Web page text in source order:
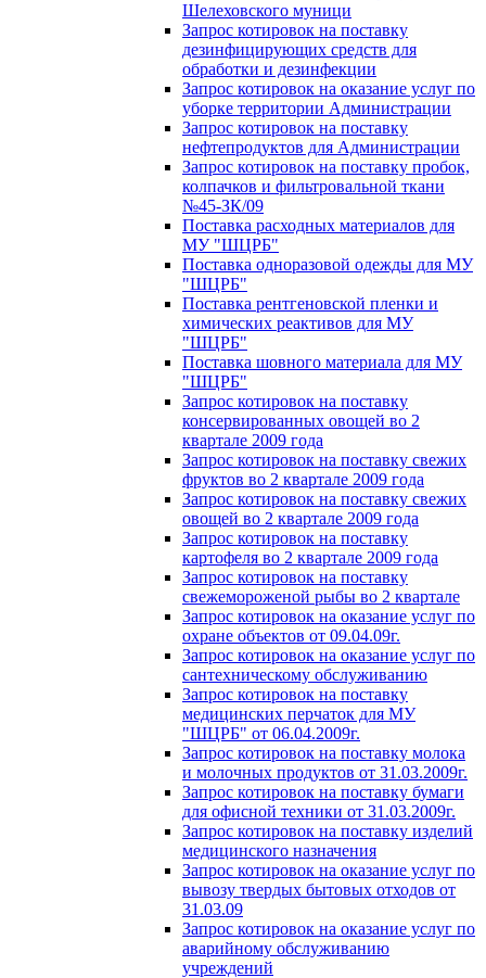
Шелеховского муници
Запрос котировок на поставку
дезинфицирующих средств для
обработки и дезинфекции
Запрос котировок на оказание услуг по
уборке территории Администрации
Запрос котировок на поставку
нефтепродуктов для Администрации
Запрос котировок на поставку пробок,
колпачков и фильтровальной ткани
№45-ЗК/09
Поставка расходных материалов для
МУ "ШЦРБ"
Поставка одноразовой одежды для МУ
"ШЦРБ"
Поставка рентгеновской пленки и
химических реактивов для МУ
"ШЦРБ"
Поставка шовного материала для МУ
"ШЦРБ"
Запрос котировок на поставку
консервированных овощей во 2
квартале 2009 года
Запрос котировок на поставку свежих
фруктов во 2 квартале 2009 года
Запрос котировок на поставку свежих
овощей во 2 квартале 2009 года
Запрос котировок на поставку
картофеля во 2 квартале 2009 года
Запрос котировок на поставку
свежемороженой рыбы во 2 квартале
Запрос котировок на оказание услуг по
охране объектов от 09.04.09г.
Запрос котировок на оказание услуг по
сантехническому обслуживанию
Запрос котировок на поставку
медицинских перчаток для МУ
"ШЦРБ" от 06.04.2009г.
Запрос котировок на поставку молока
и молочных продуктов от 31.03.2009г.
Запрос котировок на поставку бумаги
для офисной техники от 31.03.2009г.
Запрос котировок на поставку изделий
медицинского назначения
Запрос котировок на оказание услуг по
вывозу твердых бытовых отходов от
31.03.09
Запрос котировок на оказание услуг по
аварийному обслуживанию
учреждений